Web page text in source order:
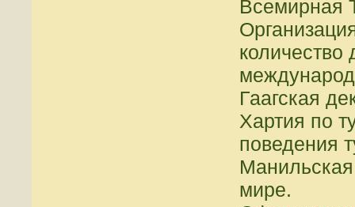
Всемирная
количество
Гаагская
Хартия по
поведения
мире.